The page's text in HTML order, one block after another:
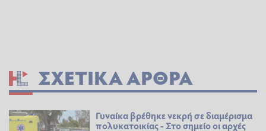
ΣΧΕΤΙΚΆ ΆΡΘΡΑ
Γυναίκα βρέθηκε νεκρή σε διαμέρισμα
πολυκατοικίας - Στο σημείο οι αρχές